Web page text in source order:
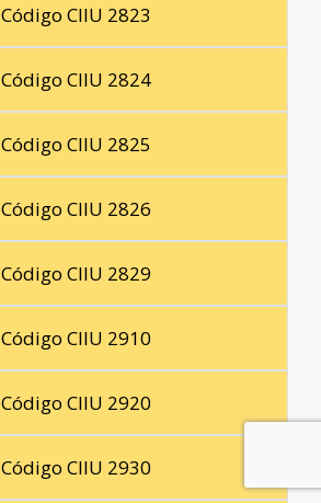
Código CIIU 2823
Código CIIU 2824
Código CIIU 2825
Código CIIU 2826
Código CIIU 2829
Código CIIU 2910
Código CIIU 2920
Código CIIU 2930